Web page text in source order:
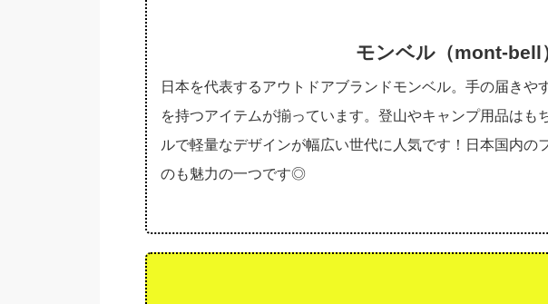
モンベル（mont-bell
日本を代表するアウトドアブランドモンベル。手の届きや
を持つアイテムが揃っています。登山やキャンプ用品はも
ルで軽量なデザインが幅広い世代に人気です！日本国内の
のも魅力の一つです◎